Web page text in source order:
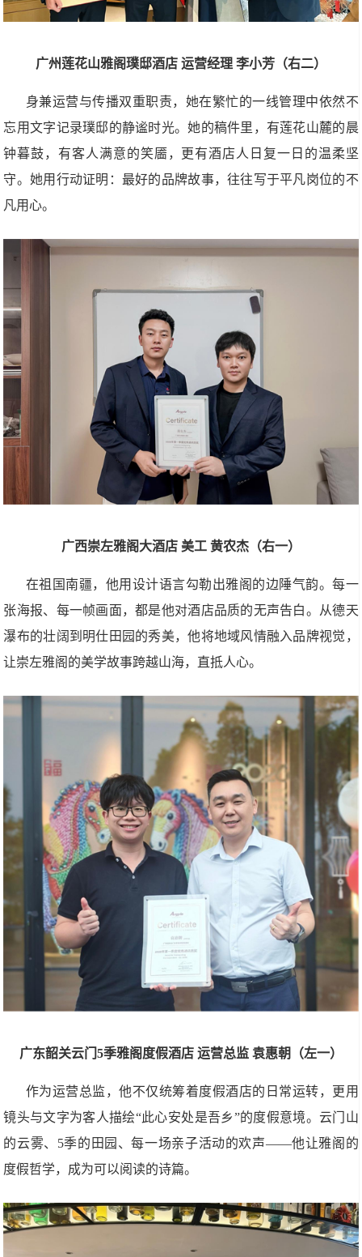
广州莲花山雅阁璞邸酒店 运营经理 李小芳（右二）
身兼运营与传播双重职责，她在繁忙的一线管理中依然不
忘用文字记录璞邸的静谧时光。她的稿件里，有莲花山麓的晨
钟暮鼓，有客人满意的笑靥，更有酒店人日复一日的温柔坚
守。她用行动证明：最好的品牌故事，往往写于平凡岗位的不
凡用心。
广西崇左雅阁大酒店 美工 黄农杰（右一）
在祖国南疆，他用设计语言勾勒出雅阁的边陲气韵。每一
张海报、每一帧画面，都是他对酒店品质的无声告白。从德天
瀑布的壮阔到明仕田园的秀美，他将地域风情融入品牌视觉，
让崇左雅阁的美学故事跨越山海，直抵人心。
广东韶关云门5季雅阁度假酒店 运营总监 袁惠朝（左一）
作为运营总监，他不仅统筹着度假酒店的日常运转，更用
镜头与文字为客人描绘“此心安处是吾乡”的度假意境。云门山
的云雾、5季的田园、每一场亲子活动的欢声——他让雅阁的
度假哲学，成为可以阅读的诗篇。